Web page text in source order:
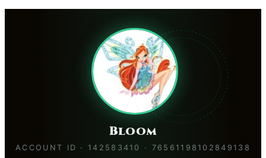
Bloom
ACCOUNT ID · 142583410 · 76561198102849138